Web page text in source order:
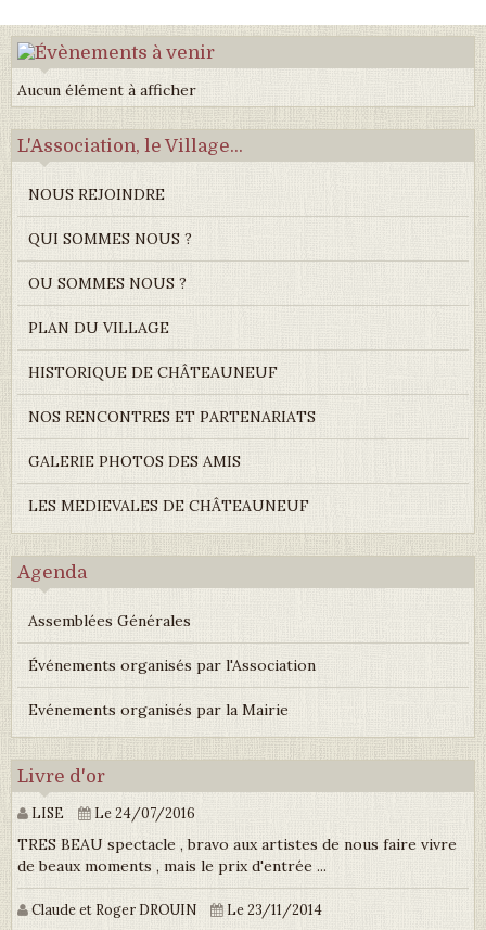
Aucun élément à afficher
L'Association, le Village...
NOUS REJOINDRE
QUI SOMMES NOUS ?
OU SOMMES NOUS ?
PLAN DU VILLAGE
HISTORIQUE DE CHÂTEAUNEUF
NOS RENCONTRES ET PARTENARIATS
GALERIE PHOTOS DES AMIS
LES MEDIEVALES DE CHÂTEAUNEUF
Agenda
Assemblées Générales
Événements organisés par l'Association
Evénements organisés par la Mairie
Livre d'or
LISE Le 24/07/2016
TRES BEAU spectacle , bravo aux artistes de nous faire vivre
de beaux moments , mais le prix d'entrée ...
Claude et Roger DROUIN Le 23/11/2014